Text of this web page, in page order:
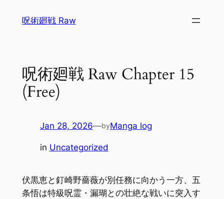
呪術廻戦 Raw
呪術廻戦 Raw Chapter 15
(Free)
Jan 28, 2026—byManga log
in Uncategorized
伏黒恵と釘崎野薔薇が別任務に向かう一方、五
条悟は特級呪霊・漏瑚との壮絶な戦いに突入す